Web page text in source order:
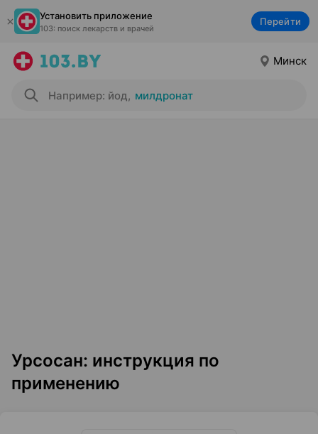
Установить приложение
103: поиск лекарств и врачей
Перейти
Минск
Например: йод, милдронат
Урсосан: инструкция по
применению